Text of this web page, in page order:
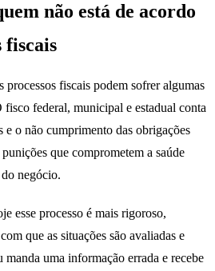
não está de acordo
fiscais
processos fiscais podem sofrer algumas
fisco federal, municipal e estadual conta
e o não cumprimento das obrigações
que comprometem a saúde
negócio.
esse processo é mais rigoroso,
que as situações são avaliadas e
manda uma informação errada e recebe